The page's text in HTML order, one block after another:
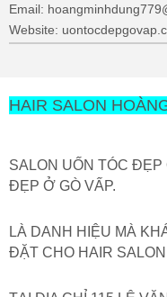
Email:
Website:
HAIR SALON
SALON UỐN TÓC
ĐẸP Ở GÒ VẤP.
LÀ DANH HIỆU MÀ
ĐẶT CHO HAIR